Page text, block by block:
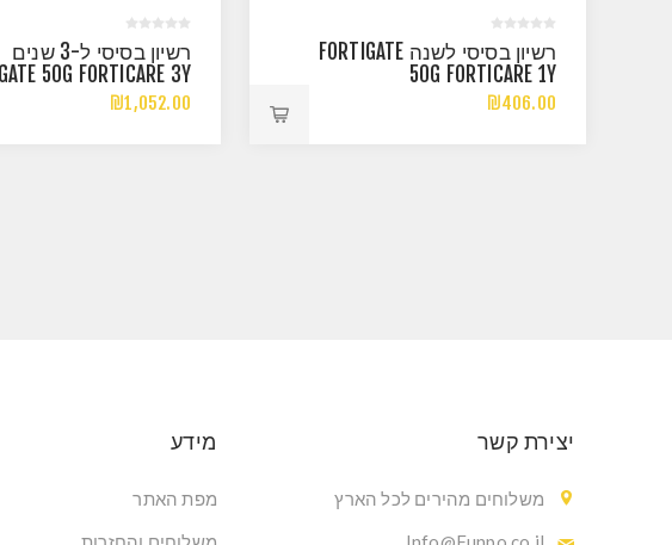
רשיון בסיסי לשנה FORTIGATE
50G FORTICARE 1Y
₪406.00
רשיון בסיסי ל-3 שנים
50G FORTICARE 3Y
₪1,052.00
יצירת קשר
משלוחים מהירים לכל הארץ
מידע
מפת האתר